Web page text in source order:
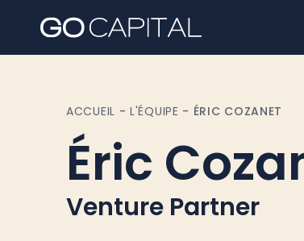
ACCUEIL -L'ÉQUIPE - ÉRIC COZANET
Éric
Venture Partner